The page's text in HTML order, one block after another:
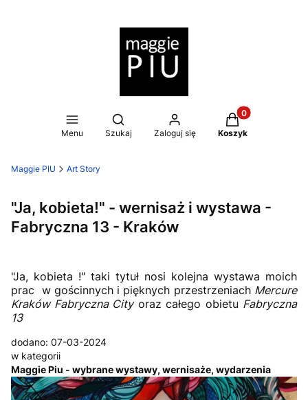
Menu
Otwórz wyszukiwarkę
Szukaj Zaloguj się
Produkty w
Koszyk
Maggie PIU Art Story
"Ja, kobieta!" - wernisaż i wystawa -
Fabryczna 13 - Kraków
"Ja, kobieta !" taki tytuł nosi kolejna wystawa moich
prac w gościnnych i pięknych przestrzeniach Mercure
Kraków Fabryczna Cityoraz całego obietu Fabryczna
13
dodano: 07-03-2024
w kategorii
Maggie Piu - wybrane wystawy, wernisaże, wydarzenia